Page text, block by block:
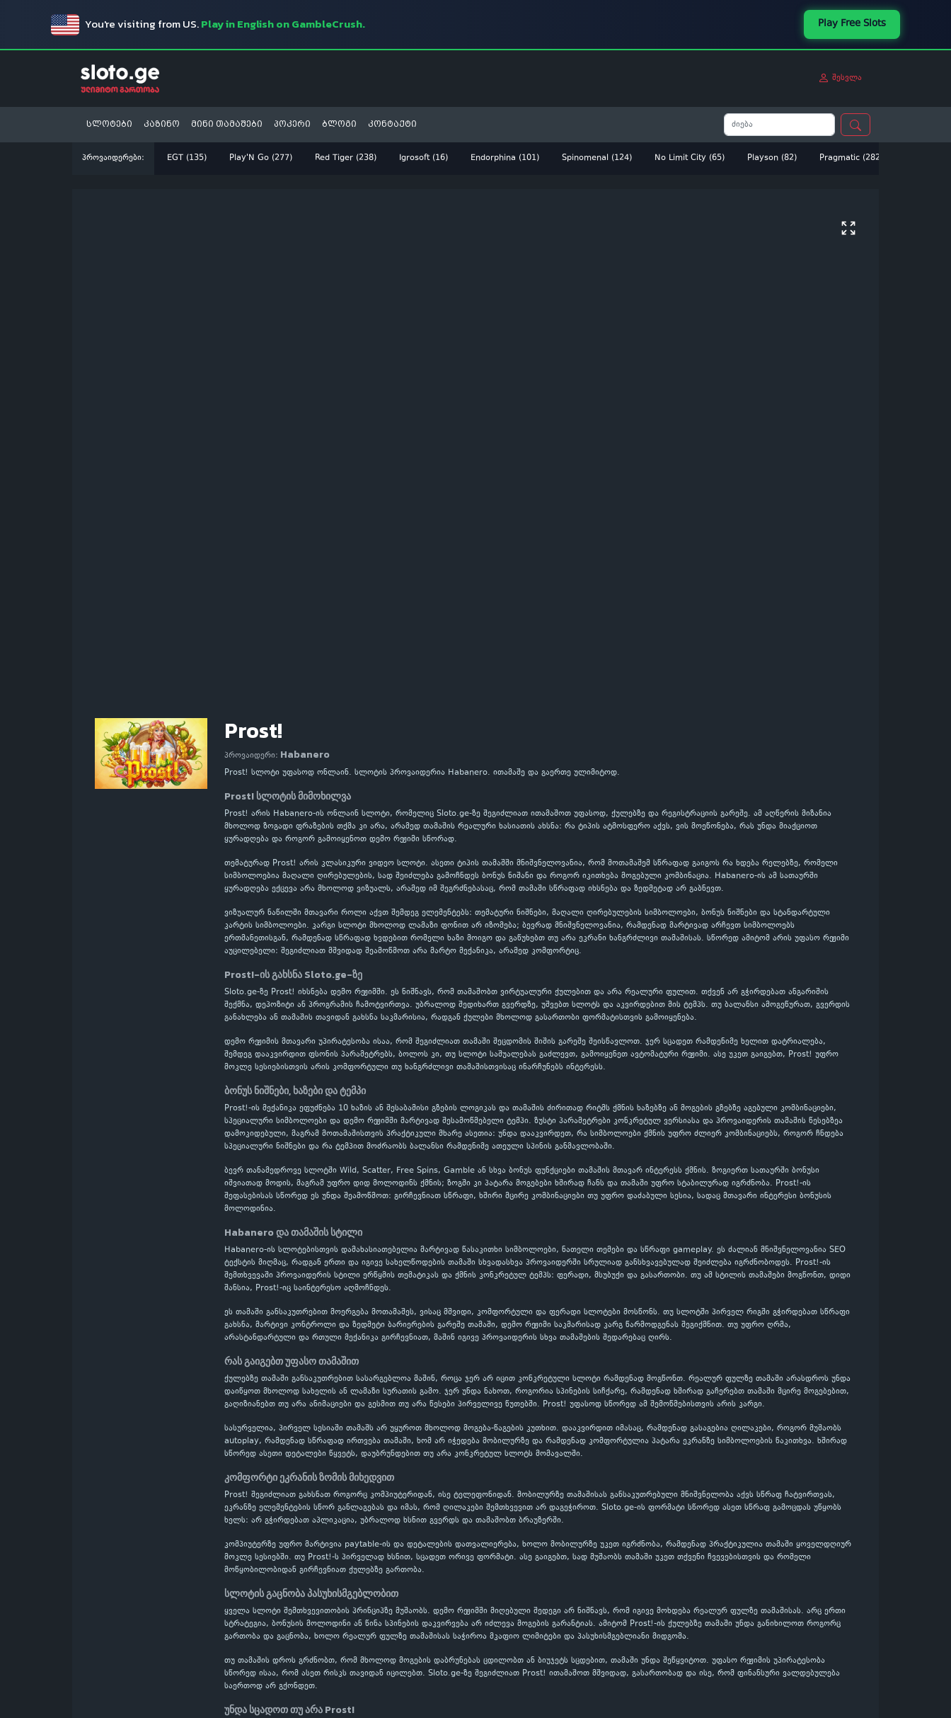
You're visiting from US.Play in English on GambleCrush. Play Free Slots
შესვლა
სლოტები კაზინო მინი თამაშები პოკერი ბლოგი კონტაქტი
პროვაიდერები: EGT (135) Play'N Go (277) Red Tiger (238) Igrosoft (16) Endorphina (101) Spinomenal (124) No Limit City (65) Playson (82) Pragmatic (282)
Prost!
პროვაიდერი: Habanero
Prost! სლოტი უფასოდ ონლაინ. სლოტის პროვაიდერია Habanero. ითამაშე და გაერთე ულიმიტოდ.
Prost! სლოტის მიმოხილვა
Prost! არის Habanero-ის ონლაინ სლოტი, რომელიც Sloto.ge-ზე შეგიძლიათ ითამაშოთ უფასოდ, ქულებზე და რეგისტრაციის გარეშე. ამ აღწერის მიზანია
მხოლოდ ზოგადი ფრაზების თქმა კი არა, არამედ თამაშის რეალური ხასიათის ახსნა: რა ტიპის ატმოსფერო აქვს, ვის მოეწონება, რას უნდა მიაქციოთ
ყურადღება და როგორ გამოიყენოთ დემო რეჟიმი სწორად.
თემატურად Prost! არის კლასიკური ვიდეო სლოტი. ასეთი ტიპის თამაშში მნიშვნელოვანია, რომ მოთამაშემ სწრაფად გაიგოს რა ხდება რელებზე, რომელი
სიმბოლოებია მაღალი ღირებულების, სად შეიძლება გამოჩნდეს ბონუს ნიშანი და როგორ იკითხება მოგებული კომბინაცია. Habanero-ის ამ სათაურში
ყურადღება ექცევა არა მხოლოდ ვიზუალს, არამედ იმ შეგრძნებასაც, რომ თამაში სწრაფად იხსნება და ზედმეტად არ გაბნევთ.
ვიზუალურ ნაწილში მთავარი როლი აქვთ შემდეგ ელემენტებს: თემატური ნიშნები, მაღალი ღირებულების სიმბოლოები, ბონუს ნიშნები და სტანდარტული
კარტის სიმბოლოები. კარგი სლოტი მხოლოდ ლამაზი ფონით არ იზომება; ბევრად მნიშვნელოვანია, რამდენად მარტივად არჩევთ სიმბოლოებს
ერთმანეთისგან, რამდენად სწრაფად ხვდებით რომელი ხაზი მოიგო და გაწუხებთ თუ არა ეკრანი ხანგრძლივი თამაშისას. სწორედ ამიტომ არის უფასო რეჟიმი
აუცილებელი: შეგიძლიათ მშვიდად შეამოწმოთ არა მარტო მექანიკა, არამედ კომფორტიც.
Prost!-ის გახსნა Sloto.ge-ზე
Sloto.ge-ზე Prost! იხსნება დემო რეჟიმში. ეს ნიშნავს, რომ თამაშობთ ვირტუალური ქულებით და არა რეალური ფულით. თქვენ არ გჭირდებათ ანგარიშის
შექმნა, დეპოზიტი ან პროგრამის ჩამოტვირთვა. უბრალოდ შედიხართ გვერდზე, უშვებთ სლოტს და აკვირდებით მის ტემპს. თუ ბალანსი ამოგეწურათ, გვერდის
განახლება ან თამაშის თავიდან გახსნა საკმარისია, რადგან ქულები მხოლოდ გასართობი ფორმატისთვის გამოიყენება.
დემო რეჟიმის მთავარი უპირატესობა ისაა, რომ შეგიძლიათ თამაში შეცდომის შიშის გარეშე შეისწავლოთ. ჯერ სცადეთ რამდენიმე ხელით დატრიალება,
შემდეგ დააკვირდით ფსონის პარამეტრებს, ბოლოს კი, თუ სლოტი საშუალებას გაძლევთ, გამოიყენეთ ავტომატური რეჟიმი. ასე უკეთ გაიგებთ, Prost! უფრო
მოკლე სესიებისთვის არის კომფორტული თუ ხანგრძლივი თამაშისთვისაც ინარჩუნებს ინტერესს.
ბონუს ნიშნები, ხაზები და ტემპი
Prost!-ის მექანიკა ეფუძნება 10 ხაზის ან შესაბამისი გზების ლოგიკას და თამაშის ძირითად რიტმს ქმნის ხაზებზე ან მოგების გზებზე აგებული კომბინაციები,
სპეციალური სიმბოლოები და დემო რეჟიმში მარტივად შესამოწმებელი ტემპი. ზუსტი პარამეტრები კონკრეტულ ვერსიასა და პროვაიდერის თამაშის წესებზეა
დამოკიდებული, მაგრამ მოთამაშისთვის პრაქტიკული მხარე ასეთია: უნდა დააკვირდეთ, რა სიმბოლოები ქმნის უფრო ძლიერ კომბინაციებს, როგორ ჩნდება
სპეციალური ნიშნები და რა ტემპით მოძრაობს ბალანსი რამდენიმე ათეული სპინის განმავლობაში.
ბევრ თანამედროვე სლოტში Wild, Scatter, Free Spins, Gamble ან სხვა ბონუს ფუნქციები თამაშის მთავარ ინტერესს ქმნის. ზოგიერთ სათაურში ბონუსი
იშვიათად მოდის, მაგრამ უფრო დიდ მოლოდინს ქმნის; ზოგში კი პატარა მოგებები ხშირად ჩანს და თამაში უფრო სტაბილურად იგრძნობა. Prost!-ის
შეფასებისას სწორედ ეს უნდა შეამოწმოთ: გირჩევნიათ სწრაფი, ხშირი მცირე კომბინაციები თუ უფრო დაძაბული სესია, სადაც მთავარი ინტერესი ბონუსის
მოლოდინია.
Habanero და თამაშის სტილი
Habanero-ის სლოტებისთვის დამახასიათებელია მარტივად წასაკითხი სიმბოლოები, ნათელი თემები და სწრაფი gameplay. ეს ძალიან მნიშვნელოვანია SEO
ტექსტის მიღმაც, რადგან ერთი და იგივე სახელწოდების თამაში სხვადასხვა პროვაიდერში სრულიად განსხვავებულად შეიძლება იგრძნობოდეს. Prost!-ის
შემთხვევაში პროვაიდერის სტილი ერწყმის თემატიკას და ქმნის კონკრეტულ ტემპს: ფერადი, მსუბუქი და გასართობი. თუ ამ სტილის თამაშები მოგწონთ, დიდი
შანსია, Prost!-იც საინტერესო აღმოჩნდეს.
ეს თამაში განსაკუთრებით მოერგება მოთამაშეს, ვისაც მშვიდი, კომფორტული და ფერადი სლოტები მოსწონს. თუ სლოტში პირველ რიგში გჭირდებათ სწრაფი
გახსნა, მარტივი კონტროლი და ზედმეტი ბარიერების გარეშე თამაში, დემო რეჟიმი საკმარისად კარგ წარმოდგენას შეგიქმნით. თუ უფრო ღრმა,
არასტანდარტული და რთული მექანიკა გირჩევნიათ, მაშინ იგივე პროვაიდერის სხვა თამაშების შედარებაც ღირს.
რას გაიგებთ უფასო თამაშით
ქულებზე თამაში განსაკუთრებით სასარგებლოა მაშინ, როცა ჯერ არ იცით კონკრეტული სლოტი რამდენად მოგწონთ. რეალურ ფულზე თამაში არასდროს უნდა
დაიწყოთ მხოლოდ სახელის ან ლამაზი სურათის გამო. ჯერ უნდა ნახოთ, როგორია სპინების სიჩქარე, რამდენად ხშირად გაჩერებთ თამაში მცირე მოგებებით,
გაღიზიანებთ თუ არა ანიმაციები და გესმით თუ არა წესები პირველივე წუთებში. Prost! უფასოდ სწორედ ამ შემოწმებისთვის არის კარგი.
სასურველია, პირველ სესიაში თამაშს არ უყუროთ მხოლოდ მოგება-წაგების კუთხით. დააკვირდით იმასაც, რამდენად გასაგებია ღილაკები, როგორ მუშაობს
autoplay, რამდენად სწრაფად ირთვება თამაში, ხომ არ იჭედება მობილურზე და რამდენად კომფორტულია პატარა ეკრანზე სიმბოლოების წაკითხვა. ხშირად
სწორედ ასეთი დეტალები წყვეტს, დაუბრუნდებით თუ არა კონკრეტულ სლოტს მომავალში.
კომფორტი ეკრანის ზომის მიხედვით
Prost! შეგიძლიათ გახსნათ როგორც კომპიუტერიდან, ისე ტელეფონიდან. მობილურზე თამაშისას განსაკუთრებული მნიშვნელობა აქვს სწრაფ ჩატვირთვას,
ეკრანზე ელემენტების სწორ განლაგებას და იმას, რომ ღილაკები შემთხვევით არ დაგეჭიროთ. Sloto.ge-ის ფორმატი სწორედ ასეთ სწრაფ გამოცდას უწყობს
ხელს: არ გჭირდებათ აპლიკაცია, უბრალოდ ხსნით გვერდს და თამაშობთ ბრაუზერში.
კომპიუტერზე უფრო მარტივია paytable-ის და დეტალების დათვალიერება, ხოლო მობილურზე უკეთ იგრძნობა, რამდენად პრაქტიკულია თამაში ყოველდღიურ
მოკლე სესიებში. თუ Prost!-ს პირველად ხსნით, სცადეთ ორივე ფორმატი. ასე გაიგებთ, სად მუშაობს თამაში უკეთ თქვენი ჩვევებისთვის და რომელი
მოწყობილობიდან გირჩევნიათ ქულებზე გართობა.
სლოტის გაცნობა პასუხისმგებლობით
ყველა სლოტი შემთხვევითობის პრინციპზე მუშაობს. დემო რეჟიმში მიღებული შედეგი არ ნიშნავს, რომ იგივე მოხდება რეალურ ფულზე თამაშისას. არც ერთი
სტრატეგია, ბონუსის მოლოდინი ან წინა სპინების დაკვირვება არ იძლევა მოგების გარანტიას. ამიტომ Prost!-ის ქულებზე თამაში უნდა განიხილოთ როგორც
გართობა და გაცნობა, ხოლო რეალურ ფულზე თამაშისას საჭიროა მკაფიო ლიმიტები და პასუხისმგებლიანი მიდგომა.
თუ თამაშის დროს გრძნობთ, რომ მხოლოდ მოგების დაბრუნებას ცდილობთ ან ბიუჯეტს სცდებით, თამაში უნდა შეწყვიტოთ. უფასო რეჟიმის უპირატესობა
სწორედ ისაა, რომ ასეთ რისკს თავიდან იცილებთ. Sloto.ge-ზე შეგიძლიათ Prost! ითამაშოთ მშვიდად, გასართობად და ისე, რომ ფინანსური ვალდებულება
საერთოდ არ გქონდეთ.
უნდა სცადოთ თუ არა Prost!